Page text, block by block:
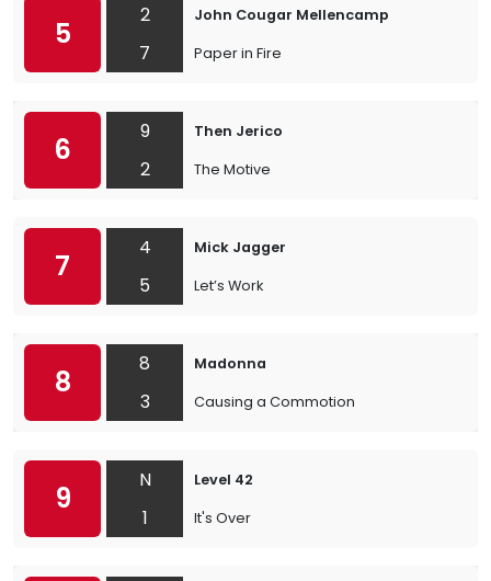
5
2
7
John Cougar Mellencamp
Paper in Fire
6
9
2
Then Jerico
The Motive
7
4
5
Mick Jagger
Let’s Work
8
8
3
Madonna
Causing a Commotion
9
N
1
Level 42
It's Over